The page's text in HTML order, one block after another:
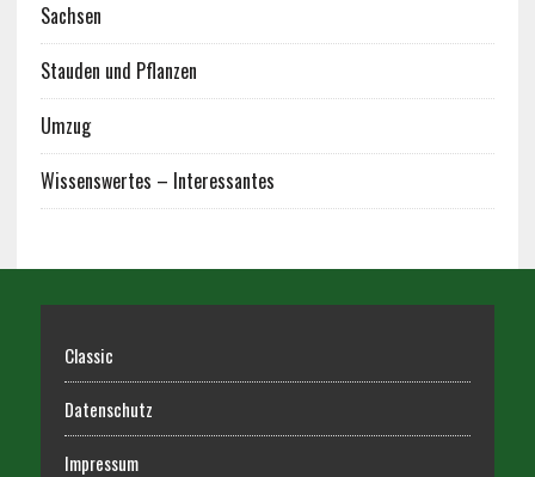
Sachsen
Stauden und Pflanzen
Umzug
Wissenswertes – Interessantes
Classic
Datenschutz
Impressum